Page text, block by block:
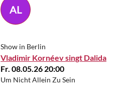
AL
Show in Berlin
Vladimir Kornéev singt Dalida
Fr. 08.05.26 20:00
Um Nicht Allein Zu Sein